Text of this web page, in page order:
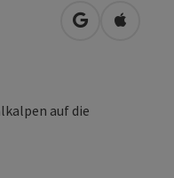
in Google
in
auf die